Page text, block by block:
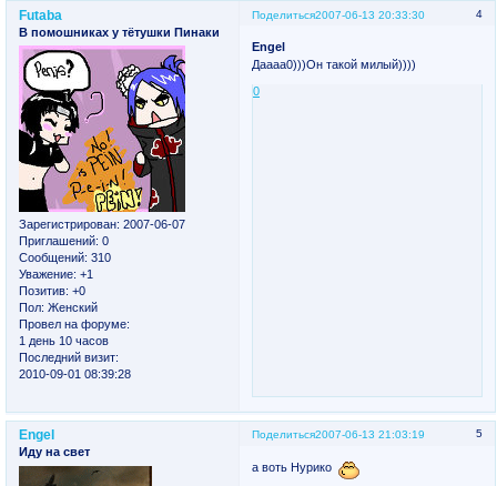
Поделиться 4
2007-06-13 20:33:30
Futaba
В помошниках у тётушки Пинаки
Зарегистрирован: 2007-06-07
Приглашений: 0
Сообщений: 310
Уважение: +1
Позитив: +0
Пол: Женский
Провел на форуме:
1 день 10 часов
Последний визит:
2010-09-01 08:39:28
Engel
Даааа0)))Он такой милый))))
0
Поделиться 5
2007-06-13 21:03:19
Engel
Иду на свет
а воть Нурико